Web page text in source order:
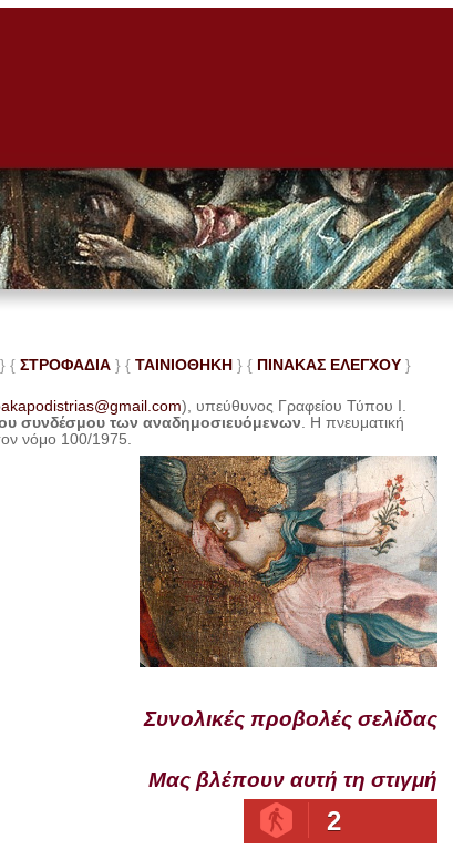
} { ΣΤΡΟΦΑΔΙΑ } { ΤΑΙΝΙΟΘΗΚΗ } { ΠΙΝΑΚΑΣ ΕΛΕΓΧΟΥ}
), υπεύθυνος Γραφείου Τύπου Ι.
συνδέσμου των αναδημοσιευόμενων . Ηπνευματική
νόμο 100/1975.
Συνολικές προβολές σελίδας
Μας βλέπουν αυτή τη στιγμή
2